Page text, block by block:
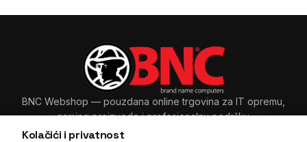
Kolačići i privatnost
BNC Webshop — pouzdana online trgovina za IT opremu,
gaming proizvode i profesionalnu podršku.